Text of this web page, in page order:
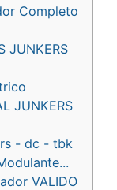
Completo
JUNKERS
JUNKERS
- dc - tbk
VALIDO